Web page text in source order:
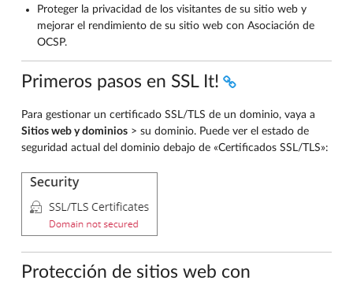
Proteger la privacidad de los visitantes de su sitio web y
mejorar el rendimiento de su sitio web con Asociación de
OCSP.
Primeros pasos en SSL It!
Para gestionar un certificado SSL/TLS de un dominio, vaya a
Sitios web y dominios > su dominio. Puede ver el estado de
seguridad actual del dominio debajo de «Certificados SSL/TLS»:
Protección de sitios web con